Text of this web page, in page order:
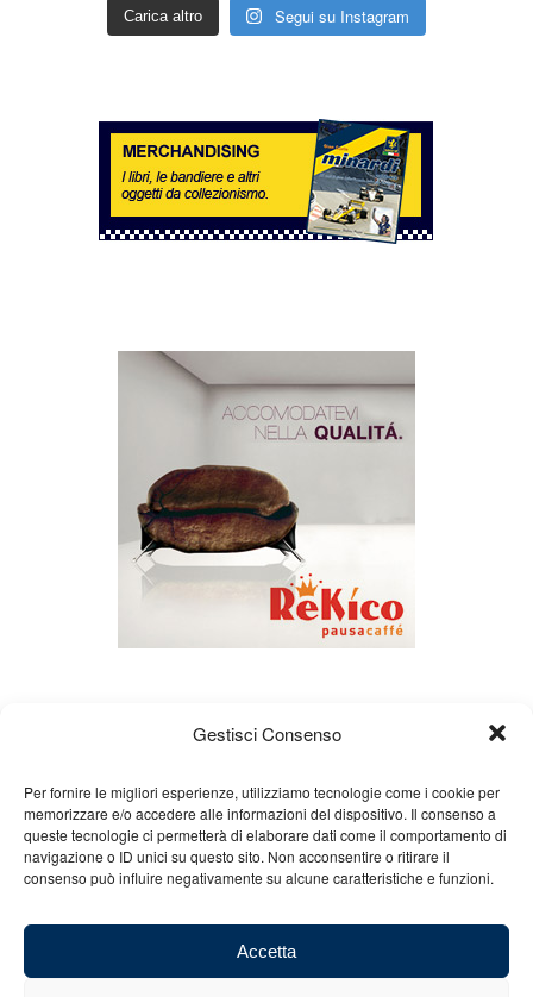
Gestisci Consenso
Per fornire le migliori esperienze, utilizziamo tecnologie come i cookie per
memorizzare e/o accedere alle informazioni del dispositivo. Il consenso a
queste tecnologie ci permetterà di elaborare dati come il comportamento di
navigazione o ID unici su questo sito. Non acconsentire o ritirare il
consenso può influire negativamente su alcune caratteristiche e funzioni.
Accetta
Carica altro Segui su Instagram
Chi siamo Gian Carlo Minardi
Gear
Merchandising
Partners Contatti